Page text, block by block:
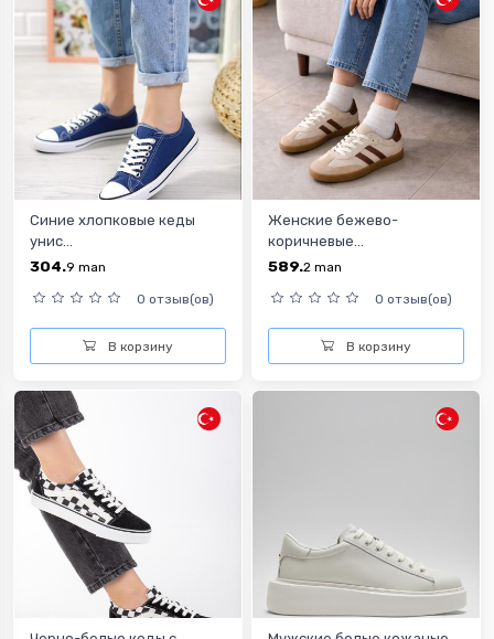
Синие хлопковые кеды
унис...
304.9 man
0 отзыв(ов)
В корзину
Женские бежево-
коричневые...
589.2 man
0 отзыв(ов)
В корзину